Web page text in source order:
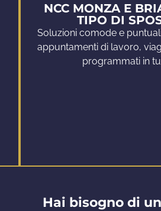
NCC MONZA E
TIPO DI
Soluzioni comode e
appuntamenti di lavoro,
programmati in
Hai bisogno di